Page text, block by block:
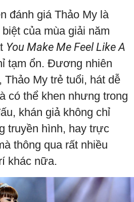
đánh giá Thảo My là
của mùa giải năm
You Make Me Feel Like A
tạm ổn. Đương nhiên
My trẻ tuổi, hát dễ
có thể khen nhưng trong
khán giả không chỉ
truyền hình, hay trực
thông qua rất nhiều
khác nữa.